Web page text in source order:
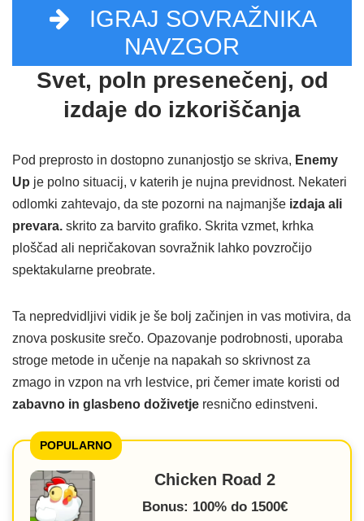
IGRAJ SOVRAŽNIKA
NAVZGOR
Svet, poln presenečenj, od
izdaje do izkoriščanja
Pod preprosto in dostopno zunanjostjo se skriva, Enemy
Up je polno situacij, v katerih je nujna previdnost. Nekateri
odlomki zahtevajo, da ste pozorni na najmanjše izdaja ali
prevara. skrito za barvito grafiko. Skrita vzmet, krhka
ploščad ali nepričakovan sovražnik lahko povzročijo
spektakularne preobrate.
Ta nepredvidljivi vidik je še bolj začinjen in vas motivira, da
znova poskusite srečo. Opazovanje podrobnosti, uporaba
stroge metode in učenje na napakah so skrivnost za
zmago in vzpon na vrh lestvice, pri čemer imate koristi od
zabavno in glasbeno doživetje resnično edinstveni.
POPULARNO
Chicken Road 2
Bonus: 100% do 1500€